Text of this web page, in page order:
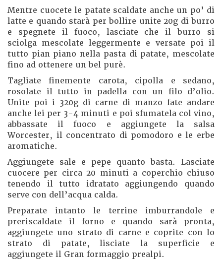
Mentre cuocete le patate scaldate anche un po’ di
latte e quando starà per bollire unite 20g di burro
e spegnete il fuoco, lasciate che il burro si
sciolga mescolate leggermente e versate poi il
tutto pian piano nella pasta di patate, mescolate
fino ad ottenere un bel purè.
Tagliate finemente carota, cipolla e sedano,
rosolate il tutto in padella con un filo d’olio.
Unite poi i 320g di carne di manzo fate andare
anche lei per 3-4 minuti e poi sfumatela col vino,
abbassate il fuoco e aggiungete la salsa
Worcester, il concentrato di pomodoro e le erbe
aromatiche.
Aggiungete sale e pepe quanto basta. Lasciate
cuocere per circa 20 minuti a coperchio chiuso
tenendo il tutto idratato aggiungendo quando
serve con dell’acqua calda.
Preparate intanto le terrine imburrandole e
preriscaldate il forno e quando sarà pronta,
aggiungete uno strato di carne e coprite con lo
strato di patate, lisciate la superficie e
aggiungete il Gran formaggio prealpi.